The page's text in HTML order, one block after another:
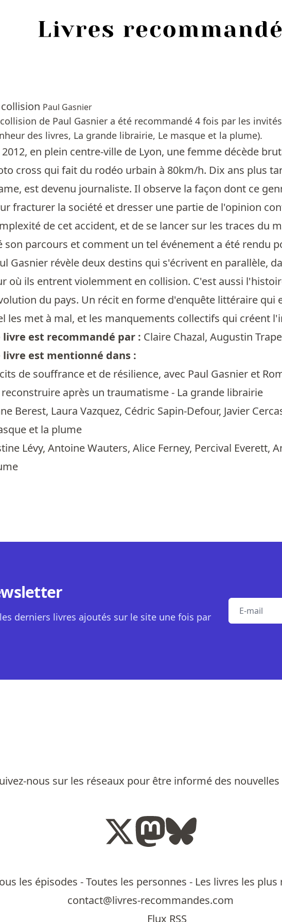
collision Paul Gasnier
de Paul Gasnier a été recommandé 4 fois par les
des livres, La grande librairie, Le masque et la plume).
2012, en plein centre-ville de Lyon, une femme décède
cross qui fait du rodéo urbain à 80km/h. Dix ans plus
est devenu journaliste. Il observe la façon dont ce
fracturer la société et dresser une partie de l'opinion
de cet accident, et de se lancer sur les traces du
son parcours et comment un tel événement a été rendu
Gasnier révèle deux destins qui s'écrivent en parallèle,
où ils entrent violemment en collision. C'est aussi
du pays. Un récit en forme d'enquête littéraire qui
les met à mal, et les manquements collectifs qui créent
livre est recommandé par : Claire Chazal, Augustin
livre est mentionné dans :
de souffrance et de résilience, avec Paul Gasnier et
reconstruire après un traumatisme - La grande librairie
Berest, Laura Vazquez, Cédric Sapin-Defour, Javier
et la plume
Lévy, Antoine Wauters, Alice Ferney, Percival Everett,
derniers livres ajoutés sur le site une fois par
E-mail
nous sur les réseaux pour être informé des
les épisodes -Toutes les personnes - Les livres les
contact@livres-recommandes.com
Flux RSS